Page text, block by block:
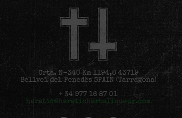
Crta. N-340 Km 1194,8 43719
Bellvei del Penedès SPAIN (Tarragona)
+ 34 977 16 87 01
heretic@hereticherbsliqueur.com